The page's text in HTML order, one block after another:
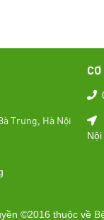
Trưng, Hà Nội
Nội
©2016 thuộc về